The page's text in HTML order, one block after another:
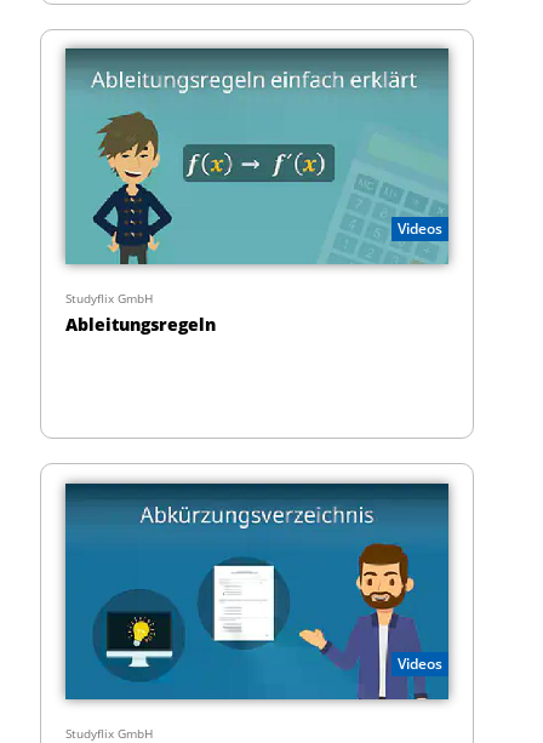
Videos
Studyflix GmbH
Ableitungsregeln
Videos
Studyflix GmbH